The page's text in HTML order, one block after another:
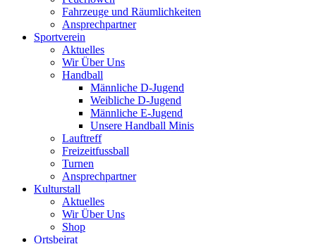
Fahrzeuge und Räumlichkeiten
Ansprechpartner
Sportverein
Aktuelles
Wir Über Uns
Handball
Männliche D-Jugend
Weibliche D-Jugend
Männliche E-Jugend
Unsere Handball Minis
Lauftreff
Freizeitfussball
Turnen
Ansprechpartner
Kulturstall
Aktuelles
Wir Über Uns
Shop
Ortsbeirat